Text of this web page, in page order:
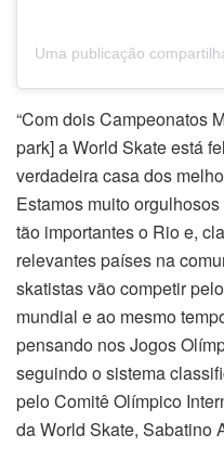
“Com dois Campeonatos
park] a World Skate está
verdadeira casa dos
Estamos muito
tão importantes o Rio e,
relevantes países na
skatistas vão competir
mundial e ao mesmo
pensando nos Jogos
seguindo o sistema
pelo Comitê Olímpico
da World Skate, Sabatino